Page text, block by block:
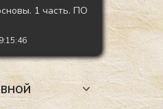
1 часть. ПО